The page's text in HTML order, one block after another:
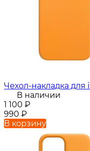
Чехол-накладка для
В наличии
1 100 ₽
990 ₽
В корзину